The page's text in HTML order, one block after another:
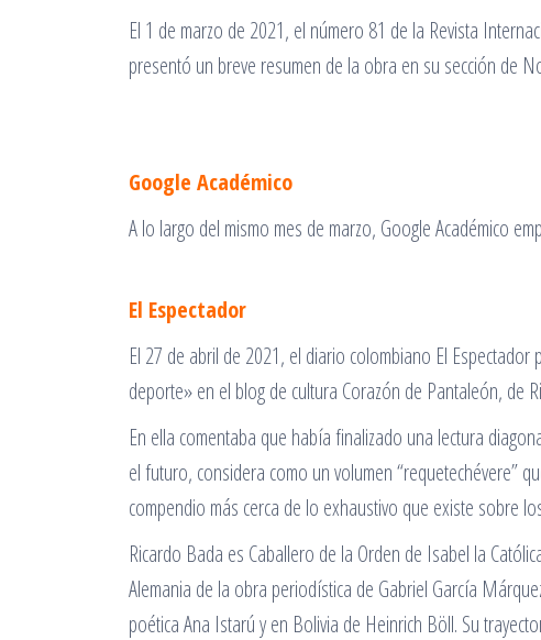
El 1 de marzo de 2021, el número 81 de la Revista
presentó un breve resumen de la obra en su sección de
Google Académico
A lo largo del mismo mes de marzo, Google Académico
El Espectador
El 27 de abril de 2021, el diario colombiano El
deporte» en el blog de cultura Corazón de Pantaleón, de
En ella comentaba que había finalizado una lectura
el futuro, considera como un volumen “requetechévere”
compendio más cerca de lo exhaustivo que existe sobre
Ricardo Bada es Caballero de la Orden de Isabel la
Alemania de la obra periodística de Gabriel García
poética Ana Istarú y en Bolivia de Heinrich Böll. Su